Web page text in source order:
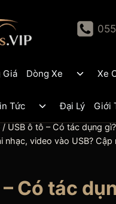
Giá Dòng Xe
Toggle
Xe
Tức
Toggle
menu
Đại Lý Giới
/ USB ô tô – Có tác dụng
nhạc, video vào USB?
– Có tác